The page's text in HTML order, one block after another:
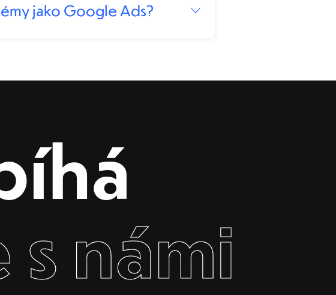
jako Google Ads?
námi